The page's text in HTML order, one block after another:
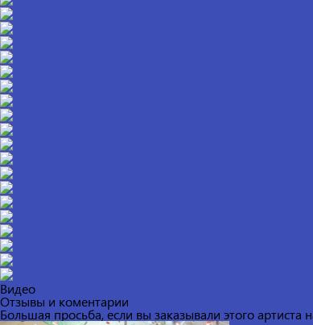
Видео
Отзывы и коментарии
Большая просьба, если вы заказывали этого